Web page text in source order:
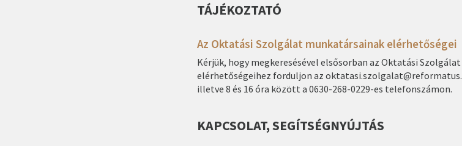
TÁJÉKOZTATÓ
Az Oktatási Szolgálat munkatársainak elérhetőségei
Kérjük, hogy megkeresésével elsősorban az Oktatási
elérhetőségeihez forduljon az
illetve 8 és 16 óra között a 0630-268-0229-es telefonszámon.
KAPCSOLAT, SEGÍTSÉGNYÚJTÁS